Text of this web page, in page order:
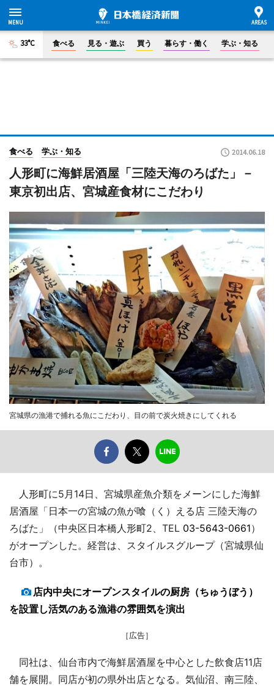
33°C 食べる 見る・遊ぶ 買う 暮らす・働く 学ぶ・知る
食べる 学ぶ・知る 2014.06.18
人形町に海鮮居酒屋「三陸天海のろばた」－
東京初出店、宮城産食材にこだわり
宮城県の漁港で捕れる魚にこだわり、目の前で炭火焼きにしてくれる
人形町に5月14日、宮城県産魚介類をメーンにした海鮮
居酒屋「日本一の宮城の魚が喰（く）える店 三陸天海の
ろばた」（中央区日本橋人形町2、TEL 03-5643-0661）
がオープンした。経営は、スタイルスグループ（宮城県仙
台市）。
店内中央にオープンスタイルの厨房（ちゅうぼう）
を設置し活気のある漁港の雰囲気を演出
［広告］
同社は、仙台市内で海鮮居酒屋を中心とした飲食店11店
舗を展開。同店が初の県外出店となる。気仙沼、南三陸、